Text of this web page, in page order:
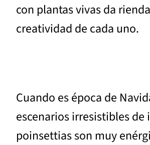
con plantas vivas da
creatividad de cada uno.
Cuando es época de
escenarios irresistibles de
poinsettias son muy